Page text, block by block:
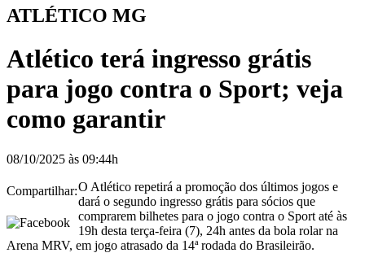
ATLÉTICO MG
Atlético terá ingresso grátis
para jogo contra o Sport; veja
como garantir
08/10/2025 às 09:44h
Compartilhar:O Atlético repetirá a promoção dos últimos jogos e
dará o segundo ingresso grátis para sócios que
comprarem bilhetes para o jogo contra o Sport até às
19h desta terça-feira (7), 24h antes da bola rolar na
Arena MRV, em jogo atrasado da 14ª rodada do Brasileirão.